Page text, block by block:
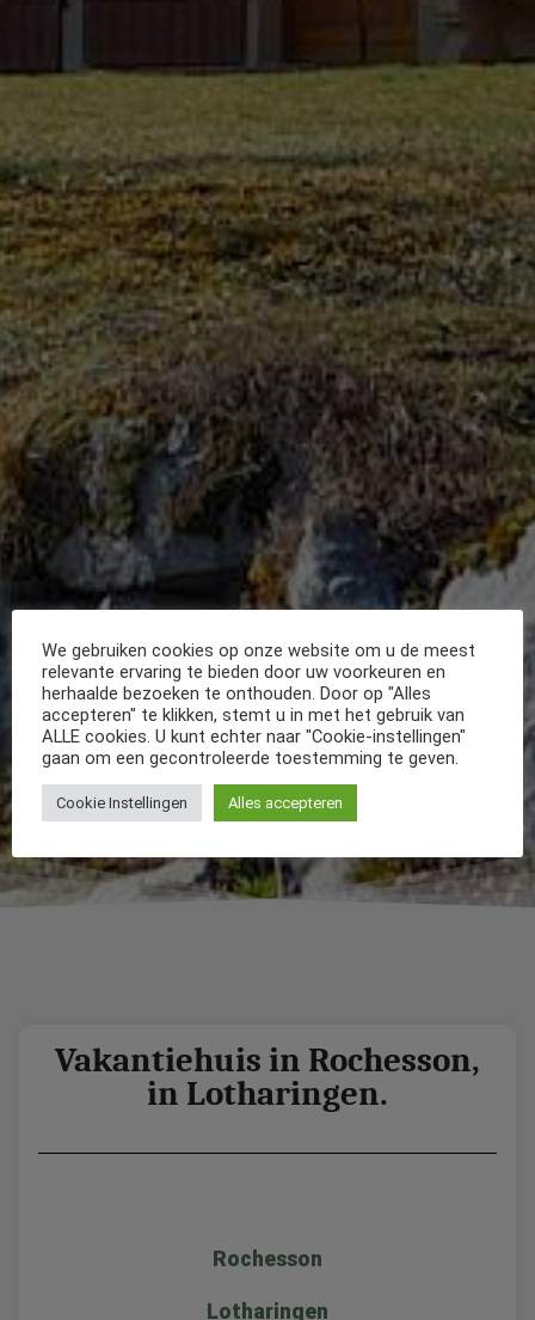
Vakantiehuis in Rochesson,
in Lotharingen.
Rochesson
Lotharingen
We gebruiken cookies op onze website om u de meest
relevante ervaring te bieden door uw voorkeuren en
herhaalde bezoeken te onthouden. Door op "Alles
accepteren" te klikken, stemt u in met het gebruik van
ALLE cookies. U kunt echter naar "Cookie-instellingen"
gaan om een gecontroleerde toestemming te geven.
Cookie Instellingen Alles accepteren